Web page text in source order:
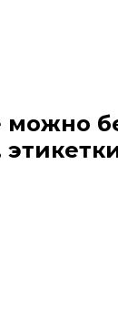
можно